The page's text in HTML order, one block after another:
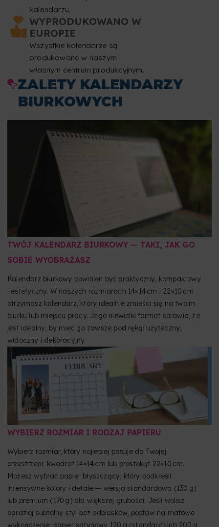
kalendarzu.
WYPRODUKOWANO W
EUROPIE
Wszystkie kalendarze są
produkowane w naszym
własnym centrum produkcyjnym.
ZALETY KALENDARZY
BIURKOWYCH
TWÓJ KALENDARZ BIURKOWY — TAKI, JAK GO
SOBIE WYOBRAŻASZ
Kalendarz biurkowy powinien być praktyczny, kompaktowy
i estetyczny. W naszych rozmiarach 14×14 cm i 22×10 cm
otrzymasz kalendarz, który idealnie zmieści się na twoim
biurku lub miejscu pracy. Jego niewielki format sprawia, że
jest idealny, by mieć go zawsze pod ręką: użyteczny,
widoczny i dekoracyjny.
WYBIERZ ROZMIAR I RODZAJ PAPIERU
Wybierz rozmiar, który najlepiej pasuje do Twojej
przestrzeni: kwadrat 14×14 cm lub prostokąt 22×10 cm.
Możesz wybrać papier błyszczący, który podkreśli
intensywne kolory i detale — wersja standardowa (130 g)
lub premium (170 g) dla większej grubości. Jeśli wolisz
bardziej subtelny styl bez odblasków, postaw na matowe
wykończenie: papier satynowy 120 g (standard) lub 200 g